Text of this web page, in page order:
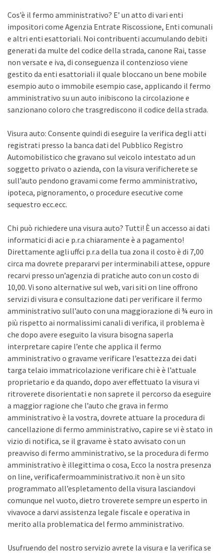
Cos’è il fermo amministrativo? E’ un atto di vari enti
impositori come Agenzia Entrate Riscossione, Enti comunali
e altri enti esattoriali. Noi contribuenti accumulando debiti
generati da multe del codice della strada, canone Rai, tasse
non versate e iva, di conseguenza il contenzioso viene
gestito da enti esattoriali il quale bloccano un bene mobile
esempio auto o immobile esempio case, applicando il fermo
amministrativo su un auto inibiscono la circolazione e
sanzionano coloro che trasgrediscono il codice della strada.
Visura auto: Consente quindi di eseguire la verifica degli atti
registrati presso la banca dati del Pubblico Registro
Automobilistico che gravano sul veicolo intestato ad un
soggetto privato o azienda, con la visura verificherete se
sull’auto pendono gravami come fermo amministrativo,
ipoteca, pignoramento, o procedure esecutive come
sequestro ecc.ecc.
Chi può richiedere una visura auto? Tutti! È un accesso ai dati
informatici di aci e p.r.a chiaramente è a pagamento!
Direttamente agli uffci p.r.a della tua zona il costo è di 7,00
circa ma dovrete prepararvi per interminabili attese, oppure
recarvi presso un’agenzia di pratiche auto con un costo di
10,00. Vi sono alternative sul web, vari siti on line offrono
servizi di visura e consultazione dati per verificare il fermo
amministrativo sull’auto con una maggiorazione di ¾ euro in
più rispetto ai normalissimi canali di verifica, il problema è
che dopo avere eseguito la visura bisogna saperla
interpretare capire l’ente che applica il fermo
amministrativo o gravame verificare l’esattezza dei dati
targa telaio immatricolazione verificare chi è è l’attuale
proprietario e da quando, dopo aver effettuato la visura vi
ritroverete disorientati e non saprete il percorso da eseguire
a maggior ragione che l’auto che grava in fermo
amministrativo è la vostra, dovrete attuare la procedura di
cancellazione di fermo amministrativo, capire se vi è stato in
vizio di notifica, se il gravame è stato avvisato con un
preavviso di fermo amministrativo, se la procedura di fermo
amministrativo è illegittima o cosa, Ecco la nostra presenza
on line, verificafermoamministrativo.it non è un sito
programmato all’espletamento della visura lasciandovi
comunque nel vuoto, dietro troverete sempre un esperto in
vivavoce a darvi assistenza legale fiscale e operativa in
merito alla problematica del fermo amministrativo.
Usufruendo del nostro servizio avrete la visura e la verifica se